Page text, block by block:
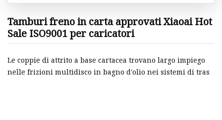
Tamburi freno in carta approvati Xiaoai Hot
Sale ISO9001 per caricatori
Le coppie di attrito a base cartacea trovano largo impiego
nelle frizioni multidisco in bagno d'olio nei sistemi di tras